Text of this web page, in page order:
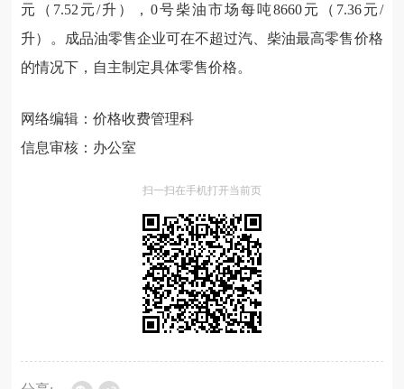
元（7.52元/升），0号柴油市场每吨8660元（7.36元/
升）。成品油零售企业可在不超过汽、柴油最高零售价格
的情况下，自主制定具体零售价格。
网络编辑：价格收费管理科
信息审核：办公室
扫一扫在手机打开当前页